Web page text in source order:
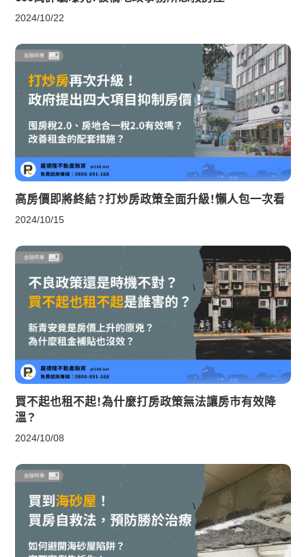
2024/10/22
高房價即將終結？打炒房政策全面升級！懶人包一次看
2024/10/15
買不起也租不起！為什麼打房政策無法讓房市有效降
溫？
2024/10/08